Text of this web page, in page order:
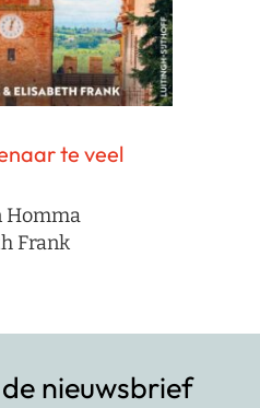
te veel
Homma
Frank
nieuwsbrief